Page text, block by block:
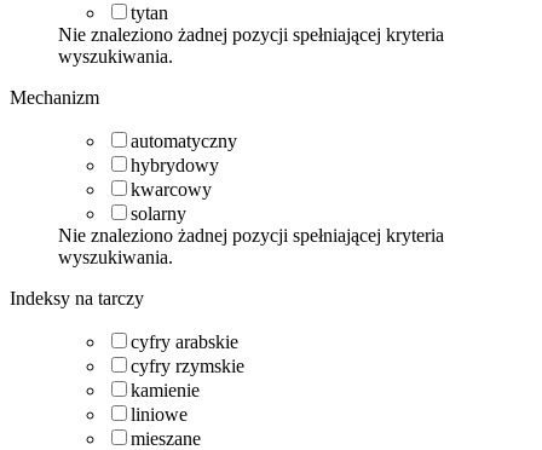
tytan
Nie znaleziono żadnej pozycji spełniającej kryteria
wyszukiwania.
Mechanizm
automatyczny
hybrydowy
kwarcowy
solarny
Nie znaleziono żadnej pozycji spełniającej kryteria
wyszukiwania.
Indeksy na tarczy
cyfry arabskie
cyfry rzymskie
kamienie
liniowe
mieszane